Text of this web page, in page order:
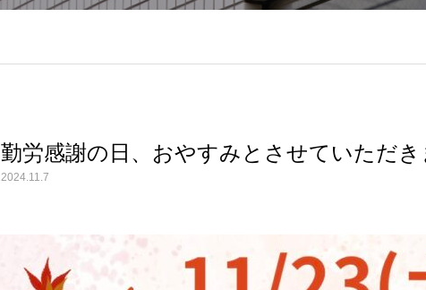
勤労感謝の日、おやすみとさせていただき
2024.11.7